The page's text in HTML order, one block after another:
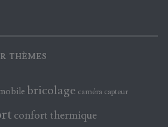
THÈMES
bricolage caméra capteur
confort thermique